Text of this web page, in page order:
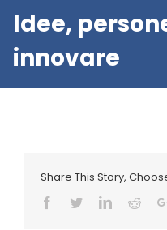
Idee,
innovare
Share This Story,
Facebook
TwitterLinkedIn